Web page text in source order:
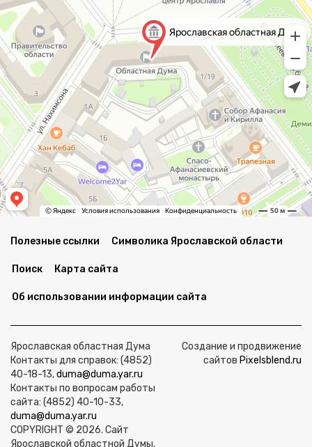
Полезные ссылки Символика Ярославской области
Поиск Карта сайта
Об использовании информации сайта
Ярославская областная Дума
Контакты для справок: (4852)
40-18-13,duma@duma.yar.ru
Контакты по вопросам работы
сайта: (4852) 40-10-33,
duma@duma.yar.ru
COPYRIGHT © 2026. Сайт
Ярославской областной Думы.
Создание и продвижение
сайтов Pixelsblend.ru